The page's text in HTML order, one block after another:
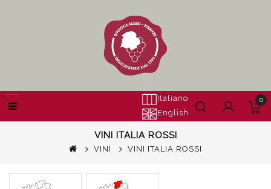
Italiano
English
0
VINI ITALIA ROSSI
VINI VINI ITALIA ROSSI